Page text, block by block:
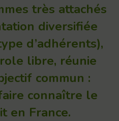
très attachés
diversifiée
d’adhérents),
libre, réunie
commun :
connaître le
en France.